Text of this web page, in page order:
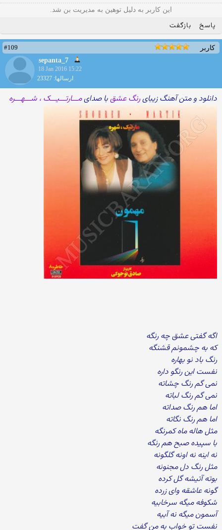
این کاربر به دلیل توهین به مدیریت بن شد.
پاسخ بازگفت
کاربر
#109
sepanta_7
18 Jan 2016 15:22
ارسالها: 23327
دانلود و متن آهنگ زیبایرنگ عشقبا صدایمـــارتـــیـــک ، شـــهـــره
اگه گفتی عشق چه رنگه
که به چشمونم قشنگه
رنگ باد نو بهاره
نفست این رنگو داره
نمی گم رنگ چشاته
نمی گم رنگ لباته
اما هم رنگ صداته
اما هم رنگ نگاته
مثل هاله ماه کمرنگه
با سپیده صبح هم رنگه
نه اینه نه اونه گلگونه
مثل رنگ دل مجنونه
بوته آتیشه گل کرده
گونه عاشقه وای زرده
شکوفه میگه سرخابیه
آسمون میگه نه آبیه
نفست تو خواب به من گفت